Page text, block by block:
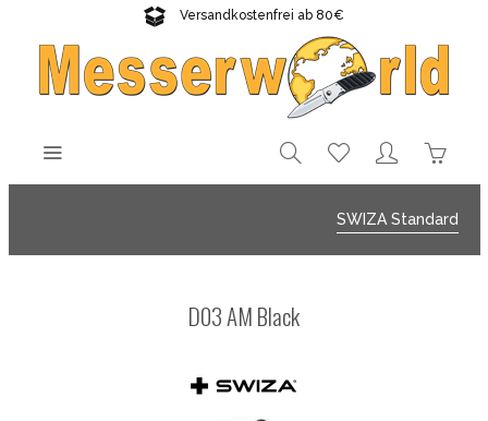
Versandkostenfrei ab 80€
Gratisversand sichern!
SWIZA Standard
D03 AM Black